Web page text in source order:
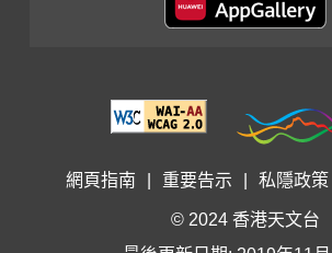
網頁指南 重要告示 私隱政策
© 2024 香港天文台